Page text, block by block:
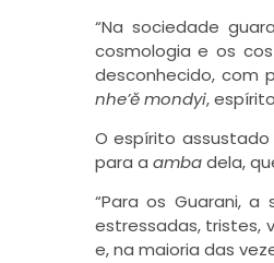
“Na sociedade
cosmologia e os
desconhecido, com
nhe’ĕ mondyi,
O espírito assustado
para a ambadela,
“Para os Guarani,
estressadas, tristes,
e, na maioria das